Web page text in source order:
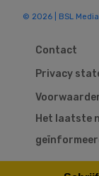
© 2026 | BSL
Contact
Privacy
Het laatste